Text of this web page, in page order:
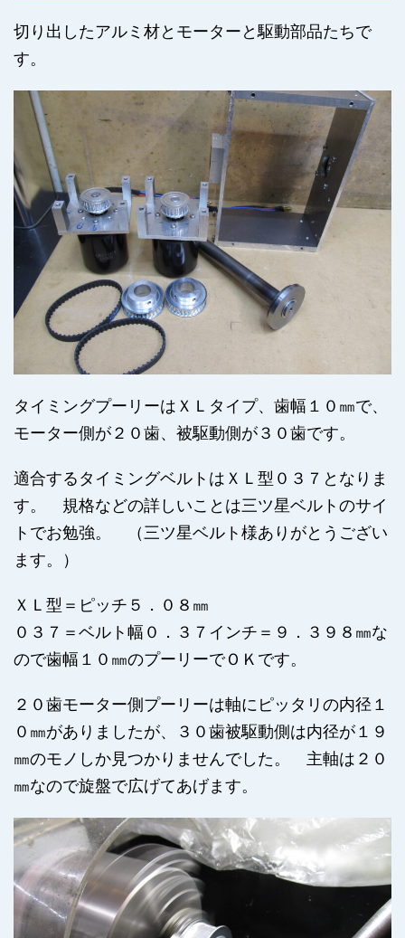
切り出したアルミ材とモーターと駆動部品たちで
す。
タイミングプーリーはＸＬタイプ、歯幅１０㎜で、
モーター側が２０歯、被駆動側が３０歯です。
適合するタイミングベルトはＸＬ型０３７となりま
す。 規格などの詳しいことは三ツ星ベルトのサイ
トでお勉強。 （三ツ星ベルト様ありがとうござい
ます。）
ＸＬ型＝ピッチ５．０８㎜
０３７＝ベルト幅０．３７インチ＝９．３９８㎜な
ので歯幅１０㎜のプーリーでＯＫです。
２０歯モーター側プーリーは軸にピッタリの内径１
０㎜がありましたが、３０歯被駆動側は内径が１９
㎜のモノしか見つかりませんでした。 主軸は２０
㎜なので旋盤で広げてあげます。